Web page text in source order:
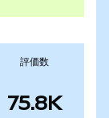
評価数
75.8K